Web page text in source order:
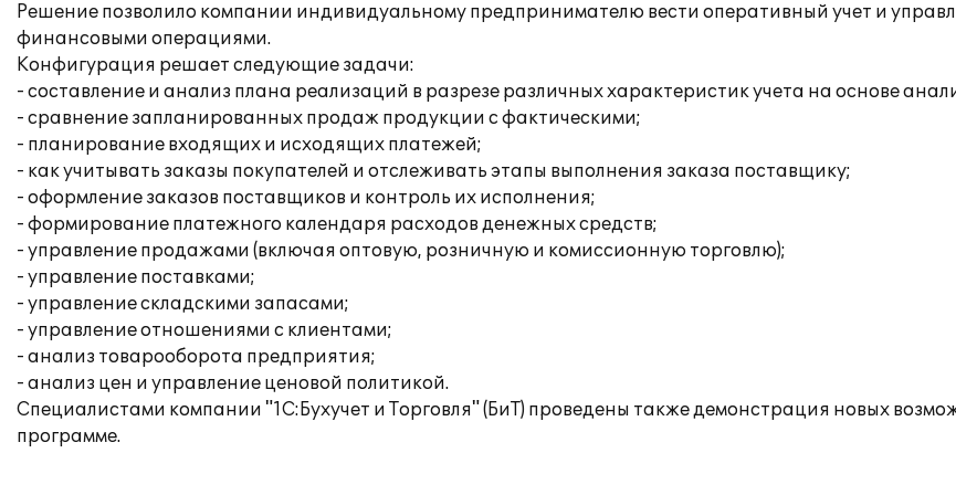
Решение позволило компании индивидуальному предпринимателю вести оперативный учет и
финансовыми операциями.
Конфигурация решает следующие задачи:
- составление и анализ плана реализаций в разрезе различных характеристик учета на основе
- сравнение запланированных продаж продукции с фактическими;
- планирование входящих и исходящих платежей;
- как учитывать заказы покупателей и отслеживать этапы выполнения заказа поставщику;
- оформление заказов поставщиков и контроль их исполнения;
- формирование платежного календаря расходов денежных средств;
- управление продажами (включая оптовую, розничную и комиссионную торговлю);
- управление поставками;
- управление складскими запасами;
- управление отношениями с клиентами;
- анализ товарооборота предприятия;
- анализ цен и управление ценовой политикой.
Специалистами компании "1С:Бухучет и Торговля" (БиТ) проведены также демонстрация новых
программе.